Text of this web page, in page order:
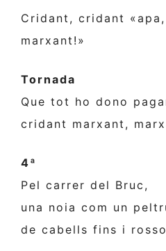
Cridant, cridant
marxant!»
Tornada
Que tot ho dono
cridant marxant,
4ª
Pel carrer del Bruc,
una noia com un
de cabells fins i